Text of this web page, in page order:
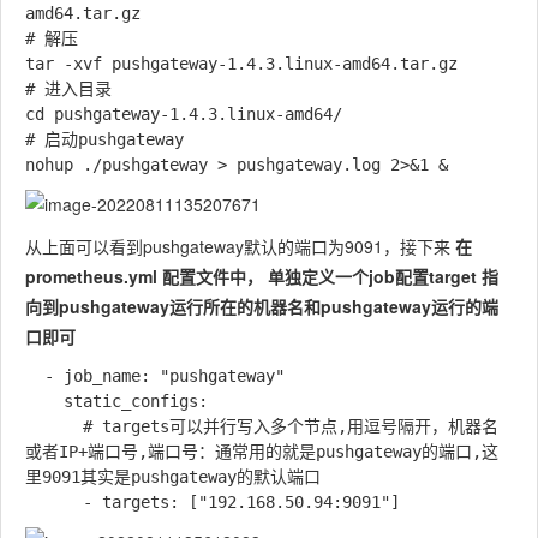
amd64.tar.gz
# 解压
tar -xvf pushgateway-1.4.3.linux-amd64.tar.gz
# 进入目录
cd pushgateway-1.4.3.linux-amd64/
# 启动pushgateway
从上面可以看到pushgateway默认的端口为9091，接下来 在
prometheus.yml 配置⽂件中， 单独定义⼀个job配置target 指
向到pushgateway运⾏所在的机器名和pushgateway运⾏的端
口即可
或者IP+端口号,端口号：通常用的就是pushgateway的端口,这
里9091其实是pushgateway的默认端口